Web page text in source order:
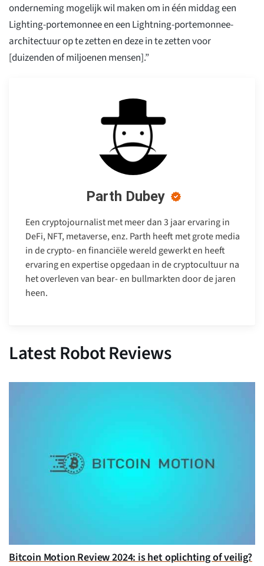
onderneming mogelijk wil maken om in één middag een
Lighting-portemonnee en een Lightning-portemonnee-
architectuur op te zetten en deze in te zetten voor
[duizenden of miljoenen mensen].”
Parth Dubey
Een cryptojournalist met meer dan 3 jaar ervaring in
DeFi, NFT, metaverse, enz. Parth heeft met grote media
in de crypto- en financiële wereld gewerkt en heeft
ervaring en expertise opgedaan in de cryptocultuur na
het overleven van bear- en bullmarkten door de jaren
heen.
Latest Robot Reviews
Bitcoin Motion Review 2024: is het oplichting of veilig?